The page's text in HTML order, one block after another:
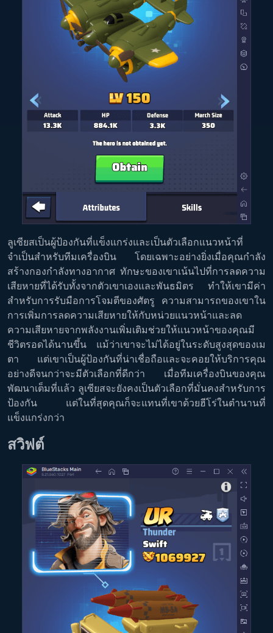
ลูเซียสเป็นผู้ป้องกันที่แข็งแกร่งและเป็นตัวเลือกแนวหน้าที่
จำเป็นสำหรับทีมเครื่องบิน โดยเฉพาะอย่างยิ่งเมื่อคุณกำลัง
สร้างกองกำลังทางอากาศ ทักษะของเขาเน้นไปที่การลดความ
เสียหายที่ได้รับทั้งจากตัวเขาเองและพันธมิตร ทำให้เขามีค่า
สำหรับการรับมือการโจมตีของศัตรู ความสามารถของเขาใน
การเพิ่มการลดความเสียหายให้กับหน่วยแนวหน้าและลด
ความเสียหายจากพลังงานเพิ่มเติมช่วยให้แนวหน้าของคุณมี
ชีวิตรอดได้นานขึ้น แม้ว่าเขาจะไม่ได้อยู่ในระดับสูงสุดของเม
ตา แต่เขาเป็นผู้ป้องกันที่น่าเชื่อถือและจะคอยให้บริการคุณ
อย่างดีจนกว่าจะมีตัวเลือกที่ดีกว่า เมื่อทีมเครื่องบินของคุณ
พัฒนาเต็มที่แล้ว ลูเซียสจะยังคงเป็นตัวเลือกที่มั่นคงสำหรับการ
ป้องกัน แต่ในที่สุดคุณก็จะแทนที่เขาด้วยฮีโร่ในตำนานที่
แข็งแกร่งกว่า
สวิฟต์